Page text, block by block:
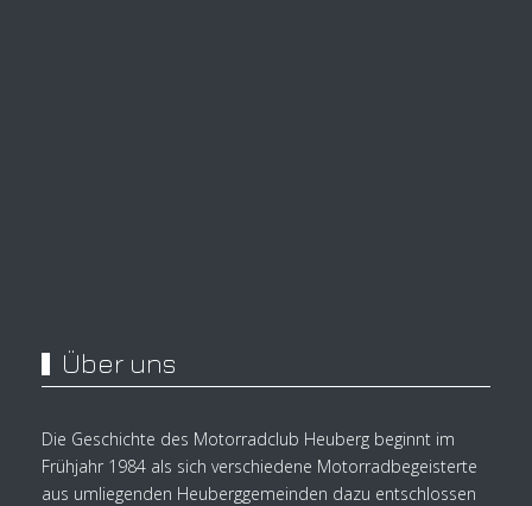
Über uns
Die Geschichte des Motorradclub Heuberg beginnt im
Frühjahr 1984 als sich verschiedene Motorradbegeisterte
aus umliegenden Heuberggemeinden dazu entschlossen